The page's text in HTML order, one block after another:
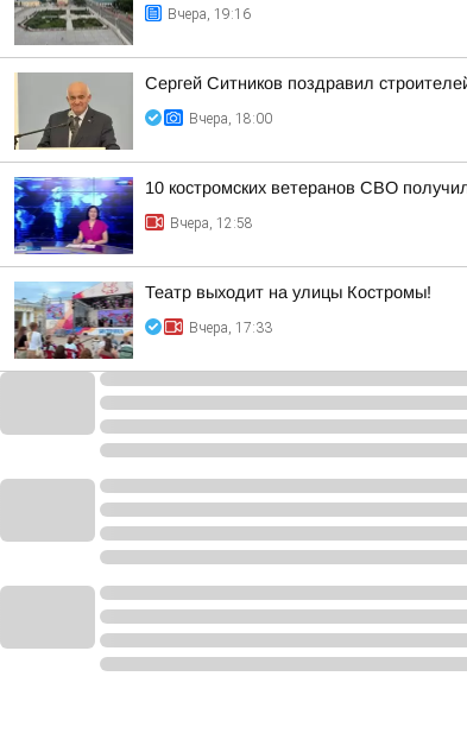
Вчера, 19:16
Сергей Ситников поздравил
Вчера, 18:00
10 костромских ветеранов СВО
Вчера, 12:58
Театр выходит на улицы Костромы!
Вчера, 17:33